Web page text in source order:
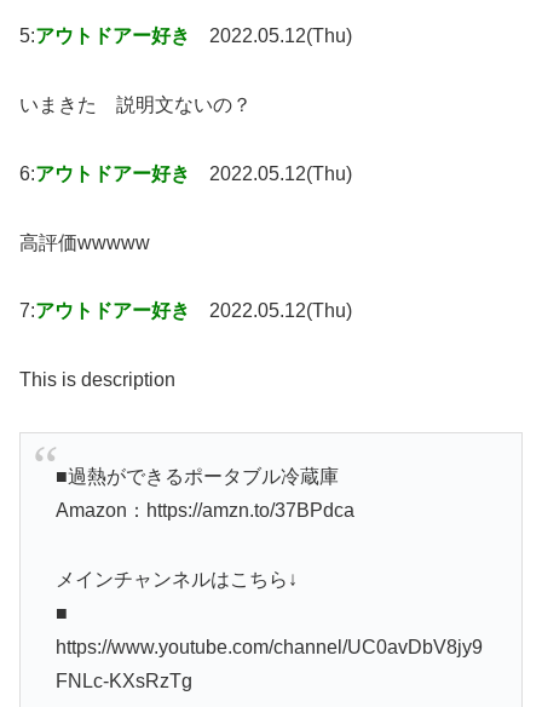
5:アウトドアー好き 2022.05.12(Thu)
いまきた 説明文ないの？
6:アウトドアー好き 2022.05.12(Thu)
高評価wwwww
7:アウトドアー好き 2022.05.12(Thu)
This is description
■過熱ができるポータブル冷蔵庫
Amazon：https://amzn.to/37BPdca
メインチャンネルはこちら↓
■
https://www.youtube.com/channel/UC0avDbV8jy9
FNLc-KXsRzTg